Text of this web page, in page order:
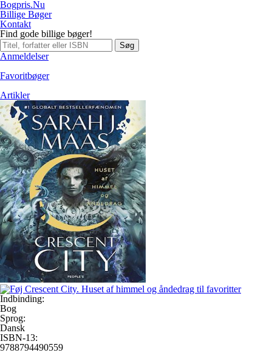
Bogpris.Nu
Billige Bøger
Kontakt
Find gode billige bøger!
Søg
Anmeldelser
Favoritbøger
Artikler
Indbinding:
Bog
Sprog:
Dansk
ISBN-13:
9788794490559